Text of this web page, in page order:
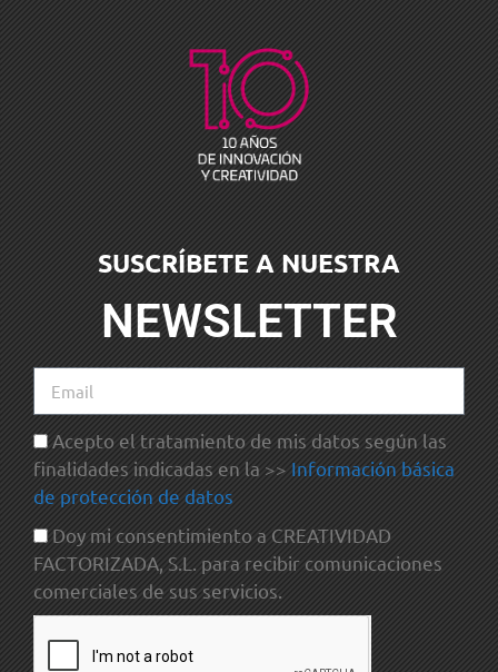
SUSCRÍBETE A NUESTRA
NEWSLETTER
Acepto el tratamiento de mis datos según las
finalidades indicadas en la >> Información básica
de protección de datos
Doy mi consentimiento a CREATIVIDAD
FACTORIZADA, S.L. para recibir comunicaciones
comerciales de sus servicios.